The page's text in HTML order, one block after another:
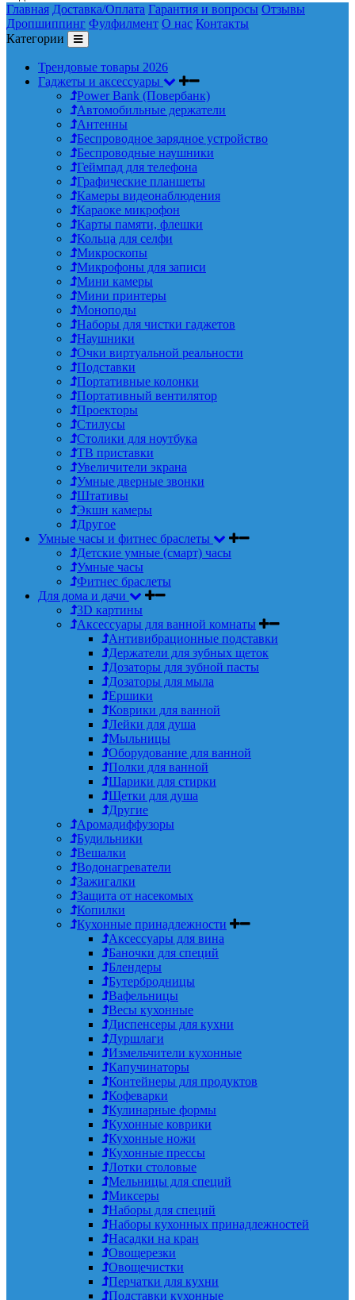
Главная Доставка/Оплата Гарантия и вопросы Отзывы
Дропшиппинг Фулфилмент О нас Контакты
Категории
Трендовые товары 2026
Гаджеты и аксессуары
Power Bank (Повербанк)
Автомобильные держатели
Антенны
Беспроводное зарядное устройство
Беспроводные наушники
Геймпад для телефона
Графические планшеты
Камеры видеонаблюдения
Караоке микрофон
Карты памяти, флешки
Кольца для селфи
Микроскопы
Микрофоны для записи
Мини камеры
Мини принтеры
Моноподы
Наборы для чистки гаджетов
Наушники
Очки виртуальной реальности
Подставки
Портативные колонки
Портативный вентилятор
Проекторы
Стилусы
Столики для ноутбука
ТВ приставки
Увеличители экрана
Умные дверные звонки
Штативы
Экшн камеры
Другое
Умные часы и фитнес браслеты
Детские умные (смарт) часы
Умные часы
Фитнес браслеты
Для дома и дачи
3D картины
Аксессуары для ванной комнаты
Антивибрационные подставки
Держатели для зубных щеток
Дозаторы для зубной пасты
Дозаторы для мыла
Ершики
Коврики для ванной
Лейки для душа
Мыльницы
Оборудование для ванной
Полки для ванной
Шарики для стирки
Щетки для душа
Другие
Аромадиффузоры
Будильники
Вешалки
Водонагреватели
Зажигалки
Защита от насекомых
Копилки
Кухонные принадлежности
Аксессуары для вина
Баночки для специй
Блендеры
Бутербродницы
Вафельницы
Весы кухонные
Диспенсеры для кухни
Дуршлаги
Измельчители кухонные
Капучинаторы
Контейнеры для продуктов
Кофеварки
Кулинарные формы
Кухонные коврики
Кухонные ножи
Кухонные прессы
Лотки столовые
Мельницы для специй
Миксеры
Наборы для специй
Наборы кухонных принадлежностей
Насадки на кран
Овощерезки
Овощечистки
Перчатки для кухни
Подставки кухонные